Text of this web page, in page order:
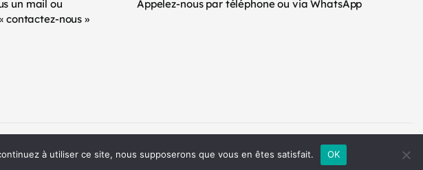
un mail ou
contactez-nous »
Appelez-nous par téléphone ou via WhatsApp
Nos prestations À propos Contact
à utiliser ce site, nous supposerons que vous en êtes satisfait. OK